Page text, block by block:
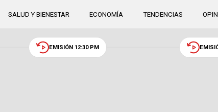
SALUD Y BIENESTAR ECONOMÍA TENDENCIAS
EMISIÓN 12:30 PM